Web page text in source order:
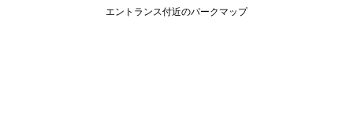
エントランス付近のパークマップ